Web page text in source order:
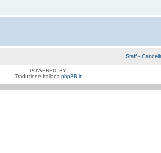
Staff •
POWERED_BY
Traduzione Italiana phpBB.it